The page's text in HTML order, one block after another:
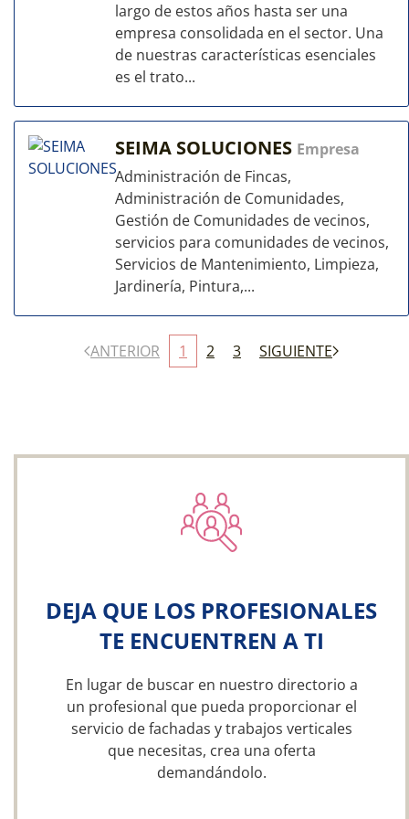
largo de estos años hasta ser una
empresa consolidada en el sector. Una
de nuestras características esenciales
es el trato...
SEIMA SOLUCIONES Empresa
Administración de Fincas,
Administración de Comunidades,
Gestión de Comunidades de vecinos,
servicios para comunidades de vecinos,
Servicios de Mantenimiento, Limpieza,
Jardinería, Pintura,...
ANTERIOR 1 2 3 SIGUIENTE
DEJA QUE LOS PROFESIONALES
TE ENCUENTREN A TI
En lugar de buscar en nuestro directorio a
un profesional que pueda proporcionar el
servicio de fachadas y trabajos verticales
que necesitas, crea una oferta
demandándolo.